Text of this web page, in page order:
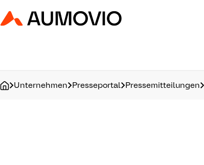
Unternehmen Presseportal Pressemitteilungen